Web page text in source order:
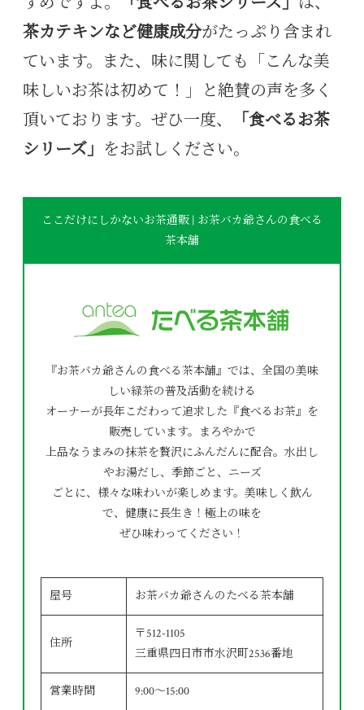
茶カテキンなど健康成分がたっぷり含まれ
ています。また、味に関しても「こんな美
味しいお茶は初めて！」と絶賛の声を多く
頂いております。ぜひ一度、
「食べるお茶
シリーズ」 をお試しください。
ここだけにしかないお茶通販 | お茶バカ爺さんの食べる
茶本舗
『お茶バカ爺さんの食べる茶本舗』では、全国の美味
しい緑茶の普及活動を続ける
オーナーが長年こだわって追求した『食べるお茶』を
販売しています。まろやかで
上品なうまみの抹茶を贅沢にふんだんに配合。水出し
やお湯だし、季節ごと、ニーズ
ごとに、様々な味わいが楽しめます。美味しく飲ん
で、健康に長生き！極上の味を
ぜひ味わってください！
屋号 お茶バカ爺さんのたべる茶本舗
住所
〒512-1105
三重県四日市市水沢町2536番地
営業時間 9:00～15:00